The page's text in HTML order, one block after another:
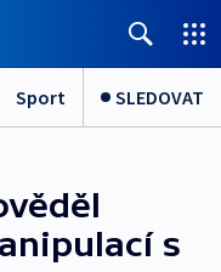
Sport SLEDOVAT
s